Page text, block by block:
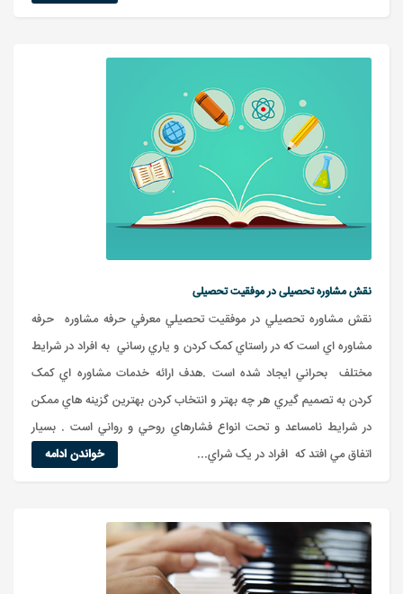
نقش مشاوره تحصیلی در موفقیت تحصیلی
نقش مشاوره تحصيلي در موفقيت تحصيلي معرفي حرفه مشاوره حرفه
مشاوره اي است که در راستاي کمک کردن و ياري رساني به افراد در شرايط
مختلف بحراني ايجاد شده است .هدف ارائه خدمات مشاوره اي کمک
کردن به تصميم گيري هر چه بهتر و انتخاب کردن بهترين گزينه هاي ممکن
در شرايط نامساعد و تحت انواع فشارهاي روحي و رواني است . بسيار
اتفاق مي افتد که افراد در يک شراي...
خواندن ادامه